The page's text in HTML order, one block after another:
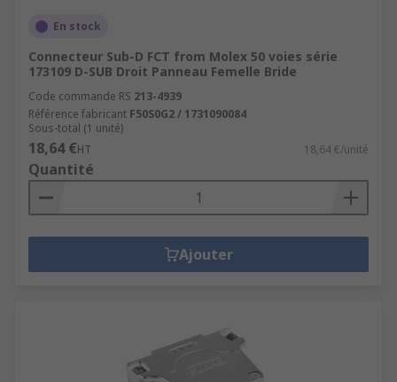
En stock
Connecteur Sub-D FCT from Molex 50 voies série
173109 D-SUB Droit Panneau Femelle Bride
Code commande RS 213-4939
Référence fabricant F50S0G2 / 1731090084
Sous-total (1 unité)
18,64 €HT 18,64 €/unité
Quantité
Ajouter